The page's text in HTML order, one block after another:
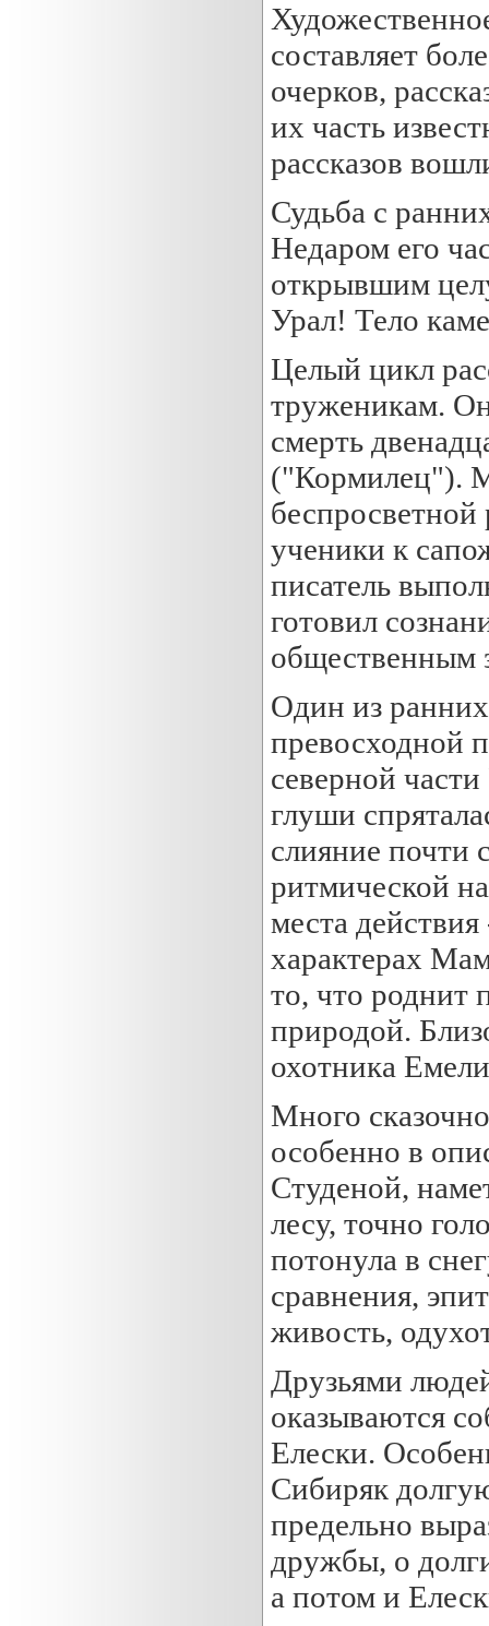
составляет
очерков,
их часть
рассказов
Судьба с
Недаром его
открывшим
Урал! Тело
Целый цикл
труженикам.
смерть
("Кормилец").
беспросветной
ученики к
писатель
готовил
общественным
Один из
превосходной
северной
глуши
слияние почти
ритмической
места
характерах
то, что роднит
природой.
охотника
Много
особенно в
Студеной,
лесу, точно
потонула в
сравнения,
живость,
Друзьями
оказываются
Елески.
Сибиряк
предельно
дружбы, о
а потом и